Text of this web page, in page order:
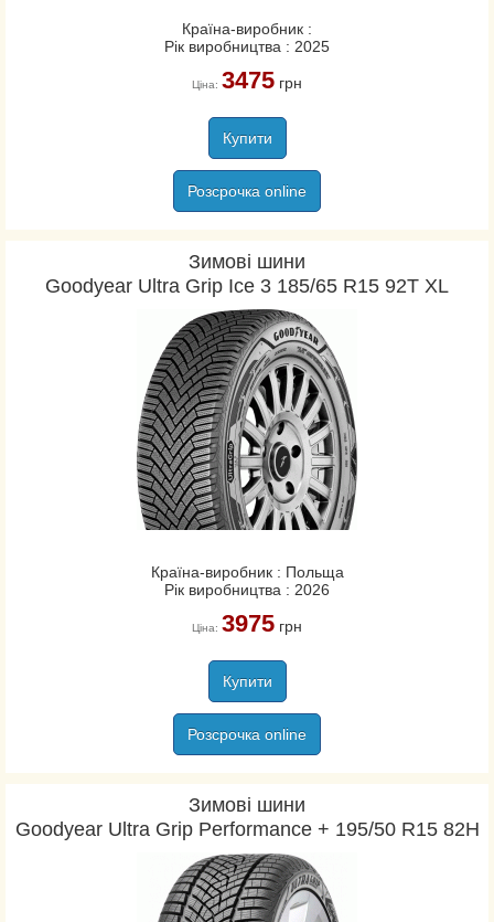
Країна-виробник :
Рік виробництва : 2025
Ціна: 3475грн
Купити
Розсрочка online
Зимові шини
Goodyear Ultra Grip Ice 3 185/65 R15 92T XL
Країна-виробник : Польща
Рік виробництва : 2026
Ціна: 3975грн
Купити
Розсрочка online
Зимові шини
Goodyear Ultra Grip Performance + 195/50 R15 82H